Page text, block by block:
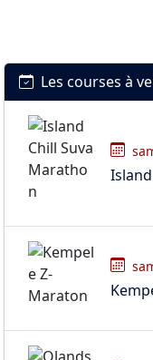
Les courses à